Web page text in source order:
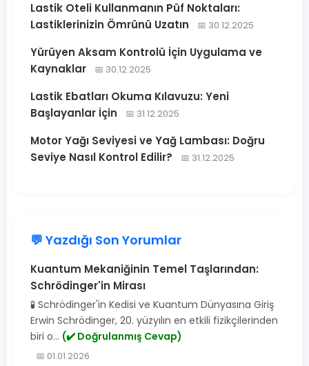
Lastik Oteli Kullanmanın Püf Noktaları:
Lastiklerinizin Ömrünü Uzatın
📅 30.12.2025
Yürüyen Aksam Kontrolü İçin Uygulama ve
Kaynaklar
📅 30.12.2025
Lastik Ebatları Okuma Kılavuzu: Yeni
Başlayanlar İçin
📅 31.12.2025
Motor Yağı Seviyesi ve Yağ Lambası: Doğru
Seviye Nasıl Kontrol Edilir?
📅 31.12.2025
💬 Yazdığı Son Yorumlar
Kuantum Mekaniğinin Temel Taşlarından:
Schrödinger'in Mirası
🧪 Schrödinger'in Kedisi ve Kuantum Dünyasına Giriş
Erwin Schrödinger, 20. yüzyılın en etkili fizikçilerinden
biri o... (✔️ Doğrulanmış Cevap)
📅 01.01.2026